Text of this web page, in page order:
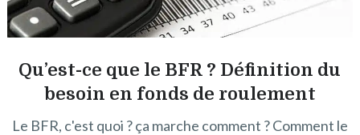
Qu’est-ce que le BFR ? Définition du
besoin en fonds de roulement
Le BFR, c'est quoi ? ça marche comment ? Comment le